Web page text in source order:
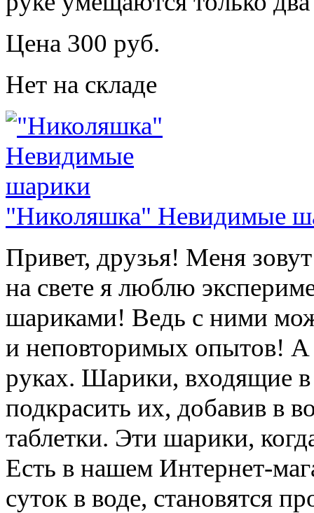
Цена 300 руб.
Нет на складе
"Николяшка" Невидимые
Привет, друзья! Меня
на свете я люблю
шариками! Ведь с ними
и неповторимых опытов! А
руках. Шарики, входящие
подкрасить их, добавив в
таблетки. Эти шарики,
Есть в нашем Интернет-
суток в воде, становятся